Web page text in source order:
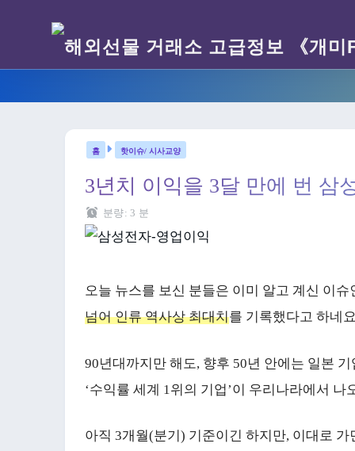
핫이슈/ 시사교양
3년치 이익을 3달 만에 번 삼
분량: 3 분
오늘 뉴스를 보신 분들은 이미 알고 계신 이
넘어 인류 역사상 최대치를 기록했다고 하네
90년대까지만 해도, 향후 50년 안에는 일본
‘수익률 세계 1위의 기업’이 우리나라에서
아직 3개월(분기) 기준이긴 하지만, 이대로